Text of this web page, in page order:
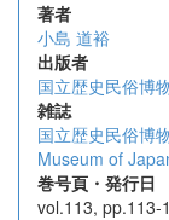
著者
小島 道裕
出版者
国立歴史民俗博
雑誌
国立歴史民俗博
Museum of
巻号頁・発行日
vol.113, pp.113-